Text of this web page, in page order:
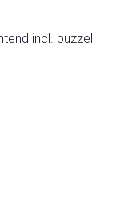
incl. puzzel